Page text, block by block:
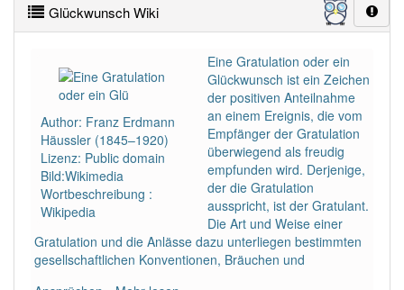
PowerIndex:37
Häufigkeit: 4 von 10
Wörter mit Endung-glückwunsch: 2
Wörter mit Endung -glückwunschaber mit einem
anderen Artikelder
89% unserer Spielapp-Nutzer haben den Artikel
korrekt erraten.
Glückwunsch Wiki
Author: Franz Erdmann
Häussler (1845–1920)
Lizenz: Public domain
Bild:Wikimedia
Wortbeschreibung :
Wikipedia
Eine Gratulation oder ein
Glückwunsch ist ein Zeichen
der positiven Anteilnahme
an einem Ereignis, die vom
Empfänger der Gratulation
überwiegend als freudig
empfunden wird. Derjenige,
der die Gratulation
ausspricht, ist der Gratulant.
Die Art und Weise einer
Gratulation und die Anlässe dazu unterliegen bestimmten
gesellschaftlichen Konventionen, Bräuchen und